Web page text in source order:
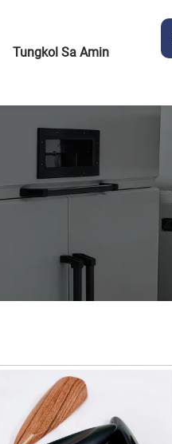
Tungkol Sa Amin